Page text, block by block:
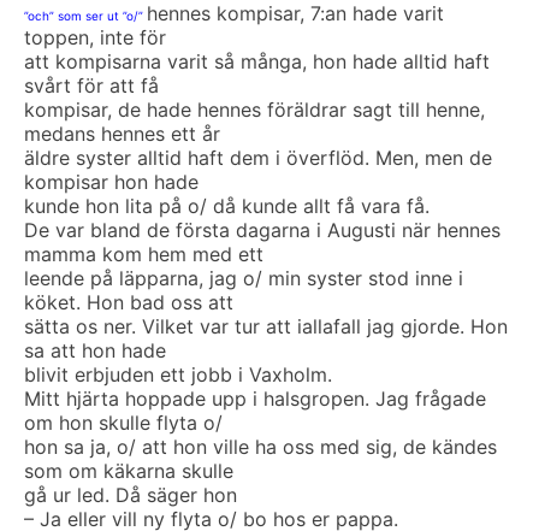
”och” som ser ut ”o/” hennes kompisar, 7:an hade varit
toppen, inte för
att kompisarna varit så många, hon hade alltid haft
svårt för att få
kompisar, de hade hennes föräldrar sagt till henne,
medans hennes ett år
äldre syster alltid haft dem i överflöd. Men, men de
kompisar hon hade
kunde hon lita på o/ då kunde allt få vara få.
De var bland de första dagarna i Augusti när hennes
mamma kom hem med ett
leende på läpparna, jag o/ min syster stod inne i
köket. Hon bad oss att
sätta os ner. Vilket var tur att iallafall jag gjorde. Hon
sa att hon hade
blivit erbjuden ett jobb i Vaxholm.
Mitt hjärta hoppade upp i halsgropen. Jag frågade
om hon skulle flyta o/
hon sa ja, o/ att hon ville ha oss med sig, de kändes
som om käkarna skulle
gå ur led. Då säger hon
– Ja eller vill ny flyta o/ bo hos er pappa.